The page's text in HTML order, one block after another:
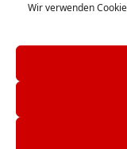
Wir verwenden